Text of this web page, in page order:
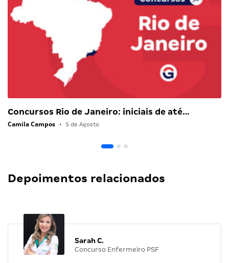
Concursos Rio de Janeiro: iniciais de até…
Camila Campos • 5 de Agosto
Depoimentos relacionados
Sarah C.
Concurso Enfermeiro PSF